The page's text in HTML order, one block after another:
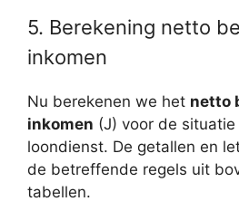
5. Berekening netto
inkomen
Nu berekenen we het netto
inkomen (J) voor de situatie
loondienst. De getallen en
de betreffende regels uit
tabellen.